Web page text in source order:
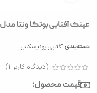
عینک آفتابی بوتگا ونتا مدل BO1160
دسته‌بندی آفتابی یونیسکس
(دیدگاه کاربر 1
)
قیمت محصول: